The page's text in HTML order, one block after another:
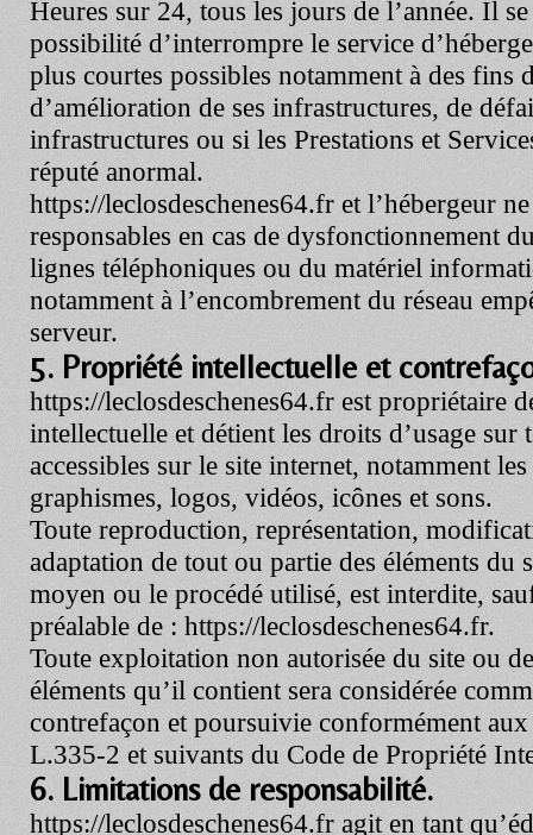
Heures sur 24, tous les jours de l’année. Il
possibilité d’interrompre le service
plus courtes possibles notamment à des fins
d’amélioration de ses infrastructures, de
infrastructures ou si les Prestations et
réputé anormal.
https://leclosdeschenes64.fr et l’hébergeur
responsables en cas de dysfonctionnement
lignes téléphoniques ou du matériel
notamment à l’encombrement du réseau
serveur.
5. Propriété intellectuelle et
https://leclosdeschenes64.fr est propriétaire
intellectuelle et détient les droits d’usage sur
accessibles sur le site internet, notamment
graphismes, logos, vidéos, icônes et sons.
Toute reproduction, représentation,
adaptation de tout ou partie des éléments du
moyen ou le procédé utilisé, est interdite,
préalable de : https://leclosdeschenes64.fr.
Toute exploitation non autorisée du site ou
éléments qu’il contient sera considérée
contrefaçon et poursuivie conformément
L.335-2 et suivants du Code de Propriété
6. Limitations de responsabilité.
https://leclosdeschenes64.fr agit en tant